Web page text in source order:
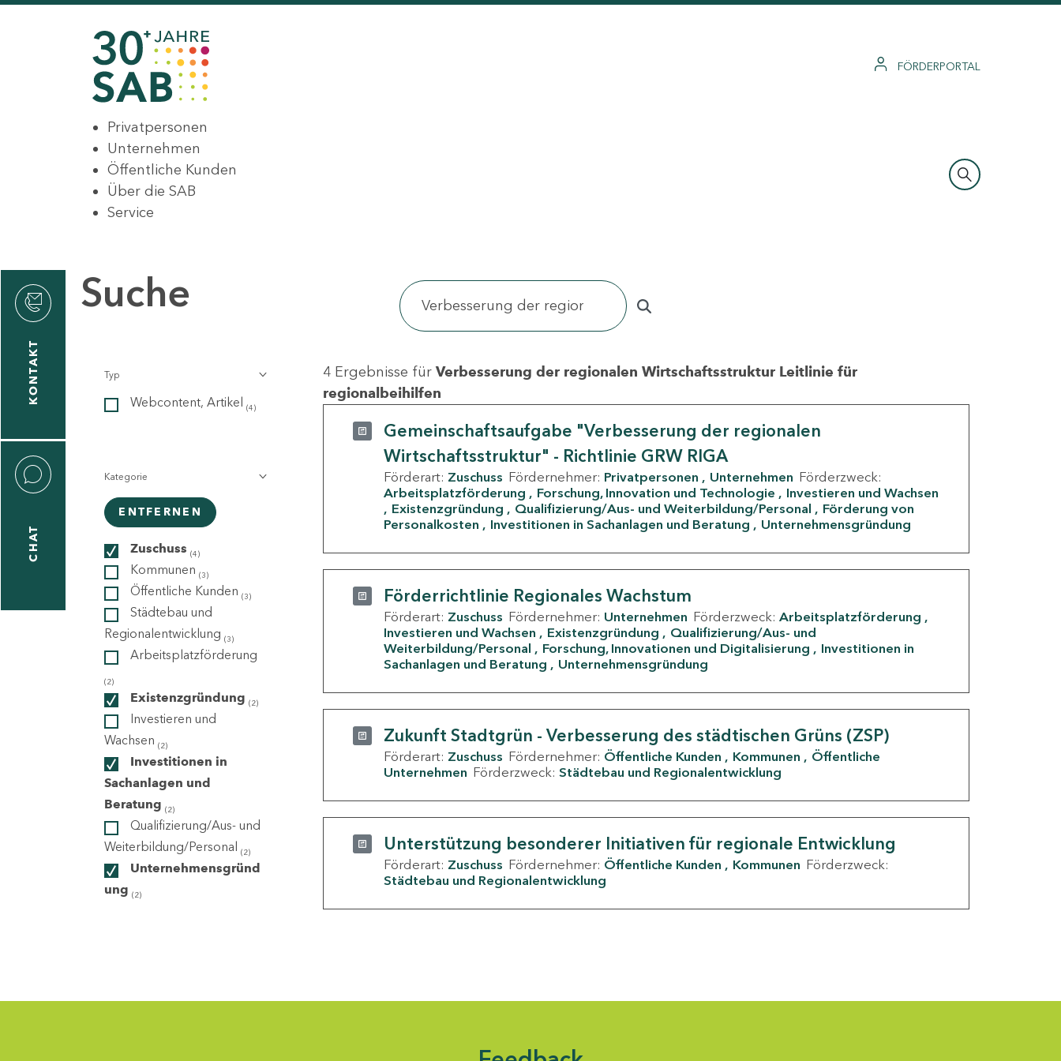
FÖRDERPORTAL
Privatpersonen
Unternehmen
Öffentliche Kunden
Über die SAB
Service
KONTAKT
CHAT
Suche
Typ
Webcontent, Artikel (4)
Kategorie
ENTFERNEN
Zuschuss (4)
Kommunen (3)
Öffentliche Kunden (3)
Städtebau und
Regionalentwicklung (3)
Arbeitsplatzförderung
(2)
Existenzgründung (2)
Investieren und
Wachsen (2)
Investitionen in
Sachanlagen und
Beratung (2)
Qualifizierung/Aus- und
Weiterbildung/Personal (2)
Unternehmensgründ
ung (2)
4 Ergebnisse für Verbesserung der regionalen Wirtschaftsstruktur Leitlinie für
regionalbeihilfen
Gemeinschaftsaufgabe "Verbesserung der regionalen
Wirtschaftsstruktur" - Richtlinie GRW RIGA
Förderart: Zuschuss Fördernehmer: Privatpersonen Unternehmen Förderzweck:
Arbeitsplatzförderung
Forschung, Innovation und Technologie
Investieren und Wachsen
Existenzgründung
Qualifizierung/Aus- und Weiterbildung/Personal
Förderung von
Personalkosten
Investitionen in Sachanlagen und Beratung Unternehmensgründung
Förderrichtlinie Regionales Wachstum
Förderart: Zuschuss Fördernehmer: Unternehmen Förderzweck: Arbeitsplatzförderung
Investieren und Wachsen
Existenzgründung
Qualifizierung/Aus- und
Weiterbildung/Personal
Forschung, Innovationen und Digitalisierung
Investitionen in
Sachanlagen und Beratung
Unternehmensgründung
Zukunft Stadtgrün - Verbesserung des städtischen Grüns (ZSP)
Förderart: Zuschuss Fördernehmer: Öffentliche Kunden Kommunen
Öffentliche
Unternehmen Förderzweck: Städtebau und Regionalentwicklung
Unterstützung besonderer Initiativen für regionale Entwicklung
Förderart: Zuschuss Fördernehmer: Öffentliche Kunden Kommunen Förderzweck:
Städtebau und Regionalentwicklung